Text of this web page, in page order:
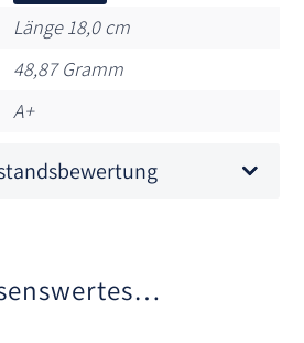
Länge 18,0 cm
48,87 Gramm
A+